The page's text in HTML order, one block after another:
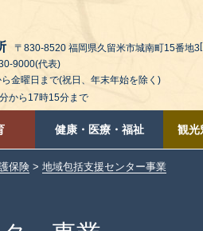
〒830-8520 福岡県久留米市城南町15番地3
9000(代表)
金曜日まで(祝日、年末年始を除く)
から17時15分まで
健康・医療・福祉 観光
保険 > 地域包括支援センター事業